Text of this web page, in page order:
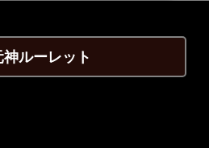
神ルーレット